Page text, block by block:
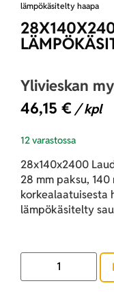
lämpökäsitelty haapa
Ylivieskan
46,15 € / kpl
12 varastossa
28x140x2400
28 mm paksu,
korkealaatuisesta
lämpökäsitelty